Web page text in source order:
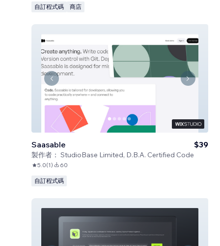
自訂程式碼 商店
Saasable
製作者： StudioBase Limited, D.B.A. Certified Code
$39
5.0(1) 60
自訂程式碼